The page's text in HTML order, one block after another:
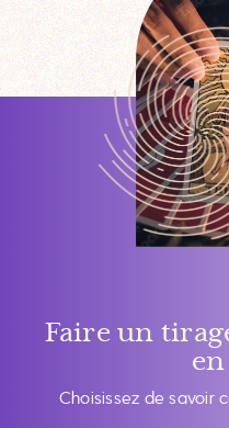
Faire un
Choisissez de savoir